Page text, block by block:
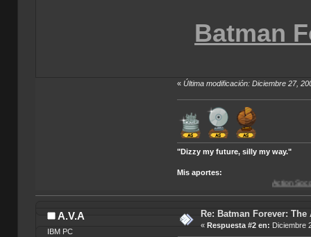
Batman
«Última modificación: Diciembre 27,
"Dizzy my future, silly my way."
Mis aportes:
Action Soccer [Imagen
A.V.A
IBM PC
Re: Batman Forever: The
« Respuesta #2 en: Diciembre